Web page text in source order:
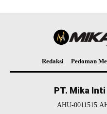
Redaksi Pedoman
PT. Mika
AHU-